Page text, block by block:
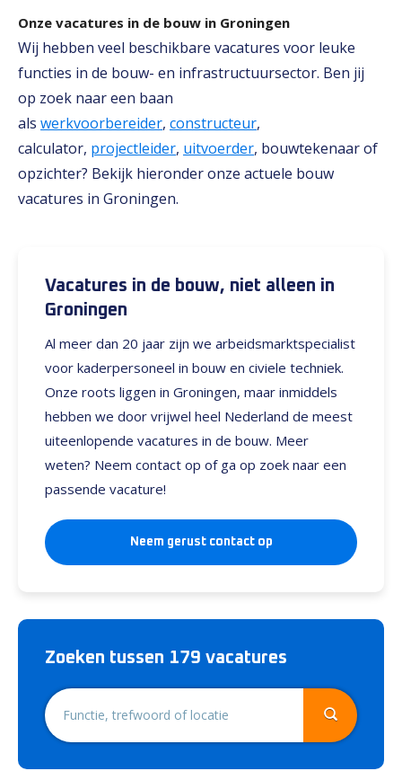
Onze vacatures in de bouw in Groningen
Wij hebben veel beschikbare vacatures voor leuke
functies in de bouw- en infrastructuursector. Ben jij
op zoek naar een baan
als werkvoorbereider, constructeur,
calculator, projectleider, uitvoerder, bouwtekenaar of
opzichter? Bekijk hieronder onze actuele bouw
vacatures in Groningen.
Vacatures in de bouw, niet alleen in
Groningen
Al meer dan 20 jaar zijn we arbeidsmarktspecialist
voor kaderpersoneel in bouw en civiele techniek.
Onze roots liggen in Groningen, maar inmiddels
hebben we door vrijwel heel Nederland de meest
uiteenlopende vacatures in de bouw. Meer
weten? Neem contact op of ga op zoek naar een
passende vacature!
Neem gerust contact op
Zoeken tussen 179 vacatures